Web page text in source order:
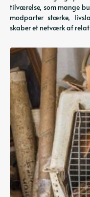
tilværelse, som mange
modparter stærke,
skaber et netværk af